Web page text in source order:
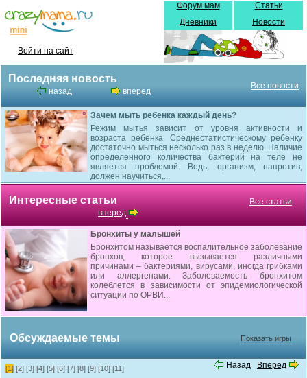
Войти на сайт
Форум мам
Дневники
Статьи
Новости
Последняя новость
назад вперед
Все новости
Зачем мыть ребенка каждый день?
Режим мытья зависит от уровня активности и
возраста ребенка. Среднестатистическому ребенку
достаточно мыться несколько раз в неделю. Наличие
определенного количества бактерий на теле не
является проблемой. Ведь, организм, напротив,
должен научиться,...
Интересные статьи
вперед
Все статьи
Бронхиты у малышей
Бронхитом называется воспалительное заболевание
бронхов, которое вызывается различными
причинами – бактериями, вирусами, иногда грибками
или аллергенами. Заболеваемость бронхитом
колеблется в зависимости от эпидемиологической
ситуации по ОРВИ...
Обсуждаемые темы Показать игры
Назад Вперед
[1] [2] [3] [4] [5] [6] [7] [8] [9] [10] [11]